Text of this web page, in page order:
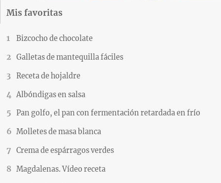
Mis favoritas
Bizcocho de chocolate
Galletas de mantequilla fáciles
Receta de hojaldre
Albóndigas en salsa
Pan golfo, el pan con fermentación retardada en frío
Molletes de masa blanca
Crema de espárragos verdes
Magdalenas. Vídeo receta